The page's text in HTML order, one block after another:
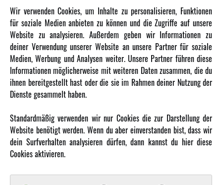
Newsletter
Über uns
Karriere
Amewi Kataloge
MEHR VON AMEWI
Amewi Construction - Nutzfahrzeuge
Malinos - Die kreative Seite von Amewi
Werden Sie Amewi Händler
Wir verwenden Cookies, um Inhalte zu personalisieren, Funktionen
für soziale Medien anbieten zu können und die Zugriffe auf unsere
Website zu analysieren. Außerdem geben wir Informationen zu
deiner Verwendung unserer Website an unsere Partner für soziale
Medien, Werbung und Analysen weiter. Unsere Partner führen diese
Informationen möglicherweise mit weiteren Daten zusammen, die du
ihnen bereitgestellt hast oder die sie im Rahmen deiner Nutzung der
Dienste gesammelt haben.
Standardmäßig verwenden wir nur Cookies die zur Darstellung der
Website benötigt werden. Wenn du aber einverstanden bist, dass wir
dein Surfverhalten analysieren dürfen, dann kannst du hier diese
Cookies aktivieren.